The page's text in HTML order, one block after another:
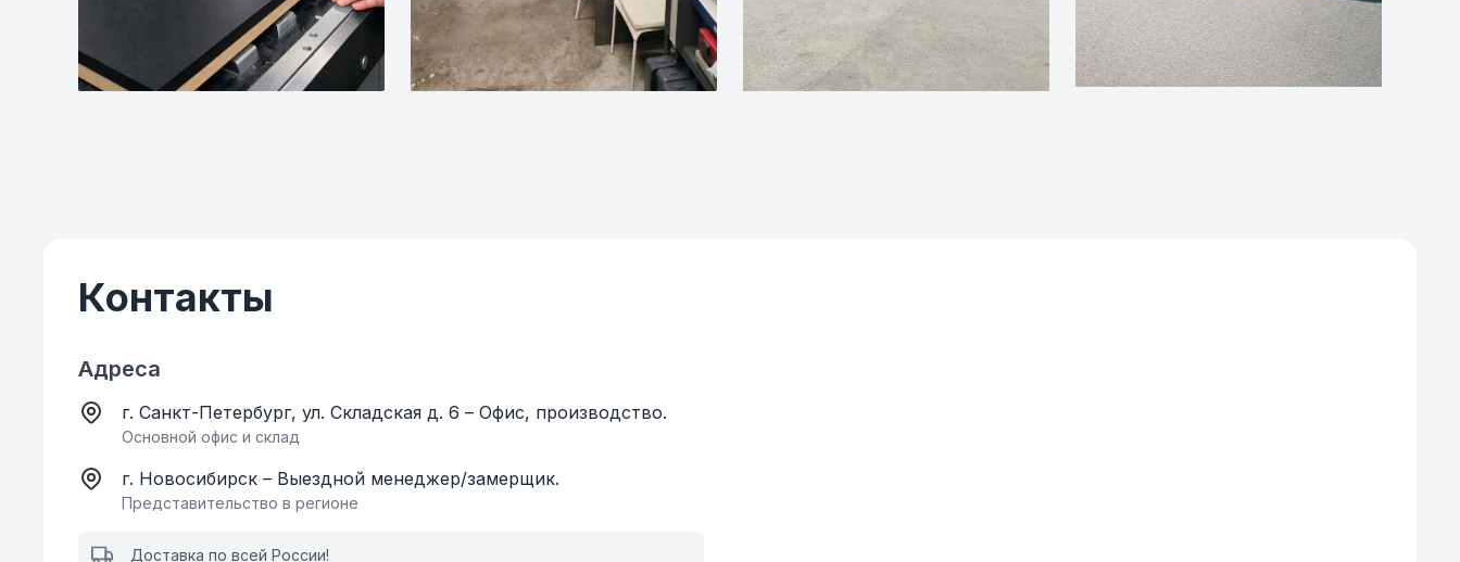
Контакты
Адреса
г. Санкт-Петербург, ул. Складская д. 6 – Офис, производство.
Основной офис и склад
г. Новосибирск – Выездной менеджер/замерщик.
Представительство в регионе
Доставка по всей России!